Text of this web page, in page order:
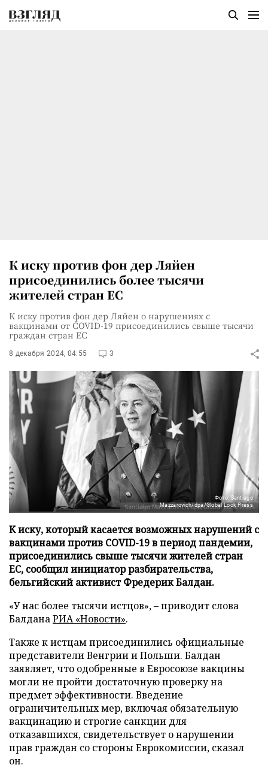
К иску против фон дер Ляйен
присоединились более тысячи
жителей стран ЕС
К иску против фон дер Ляйен о нарушениях с
вакцинами от COVID-19 присоединились свыше тысячи
граждан стран ЕС
8 декабря 2024, 04:55 3
Фото: Santiago
Mazzarovich/dpa/Global Look Press
К иску, который касается возможных нарушений с
вакцинами против COVID-19 в период пандемии,
присоединились свыше тысячи жителей стран
ЕС, сообщил инициатор разбирательства,
бельгийский активист Фредерик Балдан.
«У нас более тысячи истцов», – приводит слова
БалданаРИА «Новости».
Также к истцам присоединились официальные
представители Венгрии и Польши. Балдан
заявляет, что одобренные в Евросоюзе вакцины
могли не пройти достаточную проверку на
предмет эффективности. Введение
ограничительных мер, включая обязательную
вакцинацию и строгие санкции для
отказавшихся, свидетельствует о нарушении
прав граждан со стороны Еврокомиссии, сказал
он.